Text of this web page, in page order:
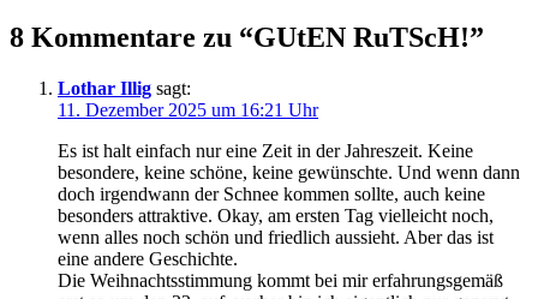
8 Kommentare zu “GUtEN RuTScH!”
Lothar Illig sagt:
11. Dezember 2025 um 16:21 Uhr
Es ist halt einfach nur eine Zeit in der Jahreszeit. Keine
besondere, keine schöne, keine gewünschte. Und wenn dann
doch irgendwann der Schnee kommen sollte, auch keine
besonders attraktive. Okay, am ersten Tag vielleicht noch,
wenn alles noch schön und friedlich aussieht. Aber das ist
eine andere Geschichte.
Die Weihnachtsstimmung kommt bei mir erfahrungsgemäß